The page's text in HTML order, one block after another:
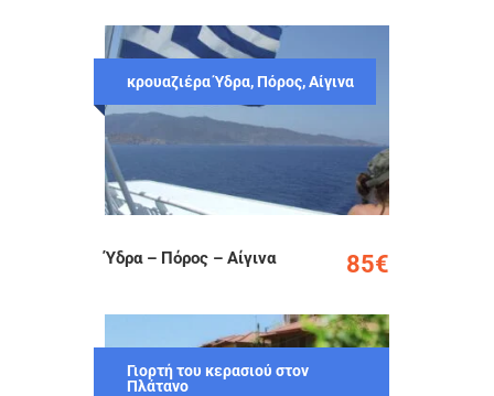
κρουαζιέρα Ύδρα, Πόρος, Αίγινα
Ύδρα – Πόρος – Αίγινα 85€
Γιορτή του κερασιού στον
Πλάτανο